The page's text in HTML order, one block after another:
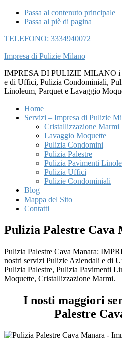
Passa al contenuto principale
Passa al piè di pagina
TELEFONO: 3334940072
Impresa di Pulizie Milano
IMPRESA DI PULIZIE MILANO i
e di Uffici, Pulizia Condominiali,
Linoleum, Parquet e Lavaggio
Home
Servizi – Impresa di Pulizie
Cristallizzazione Marmi
Lavaggio Moquette
Pulizia Condomini
Pulizia Palestre
Pulizia Pavimenti
Pulizia Uffici
Pulizie Condominiali
Blog
Mappa del Sito
Contatti
Pulizia Palestre Cava
Pulizia Palestre Cava Manara:
nostri servizi Pulizie Aziendali e di
Pulizia Palestre, Pulizia Pavimenti
Moquette, Cristallizzazione Marmi.
I nosti maggiori
Palestre